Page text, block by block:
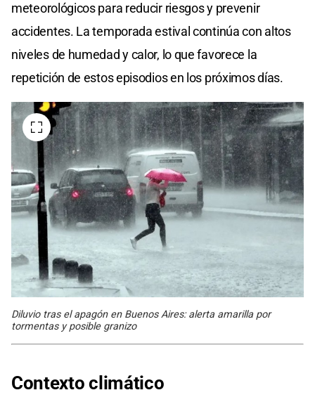
meteorológicos para reducir riesgos y prevenir
accidentes. La temporada estival continúa con altos
niveles de humedad y calor, lo que favorece la
repetición de estos episodios en los próximos días.
Diluvio tras el apagón en Buenos Aires: alerta amarilla por
tormentas y posible granizo
Contexto climático